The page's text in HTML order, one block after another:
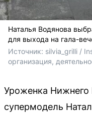
Наталья Водянова
для выхода на гала-
Источник: silvia_grilli /
организация,
Уроженка Нижнего
супермодель